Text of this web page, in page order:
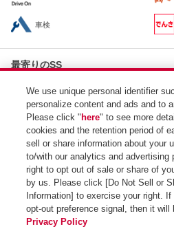
車検
最寄りのSS
apollostation
浜松領家町SS / 静岡シェル石油
apollostation
セルフ森田SS / （株）英和エネ
apollostation
浜松法枝町SS / （有）牧野石油
SS検索ト
We use unique personal identifier
personalize content and ads and to
Please click " here" to see more
cookies and the retention period of
sell or share information about your
to/with our analytics and advertising
right to opt out of sale or share of
by us. Please click [Do Not Sell or
Information] to exercise your right.
opt-out preference signal, then it will
Privacy Policy